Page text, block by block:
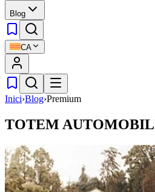
Blog
CA
Inici›Blog›Premium
TOTEM